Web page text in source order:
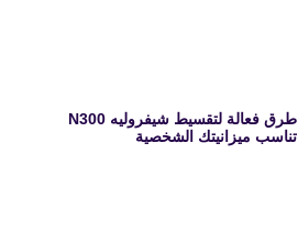
طرق فعالة لتقسيط شيفروليه N300
تناسب ميزانيتك الشخصية